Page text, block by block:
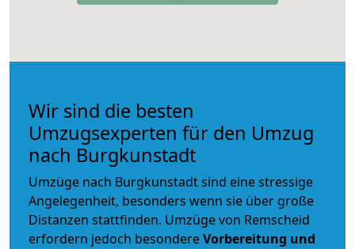
Wir sind die besten
Umzugsexperten für den Umzug
nach Burgkunstadt
Umzüge nach Burgkunstadt sind eine stressige
Angelegenheit, besonders wenn sie über große
Distanzen stattfinden. Umzüge von Remscheid
erfordern jedoch besondereVorbereitung und